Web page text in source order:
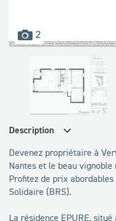
2
disponibles
Description
Devenez propriétaire à
Nantes et le beau vignoble
Profitez de prix
Solidaire (BRS).
La résidence EPURE,